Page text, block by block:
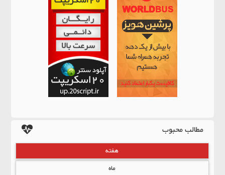
مطالب محبوب
هفته
ماه